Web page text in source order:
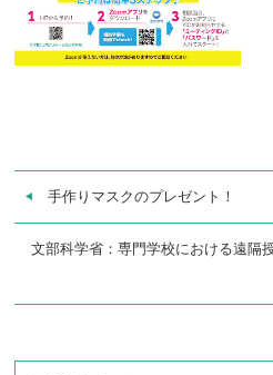
手作りマスクのプレゼント！
文部科学省：専門学校における遠隔